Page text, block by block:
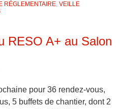
RÉGLEMENTAIRE,VEILLE
RESO A+ au Salon
pour 36 rendez-vous,
5 buffets de chantier, dont 2